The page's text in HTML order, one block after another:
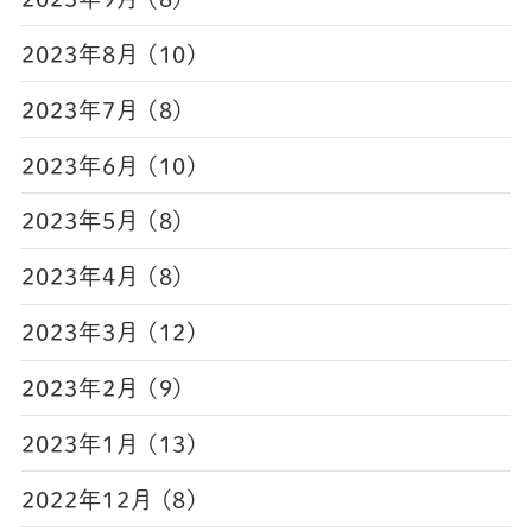
2023年8月 (10)
2023年7月 (8)
2023年6月 (10)
2023年5月 (8)
2023年4月 (8)
2023年3月 (12)
2023年2月 (9)
2023年1月 (13)
2022年12月 (8)